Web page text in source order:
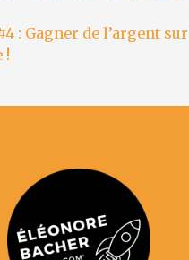
: Gagner de l’argent
!